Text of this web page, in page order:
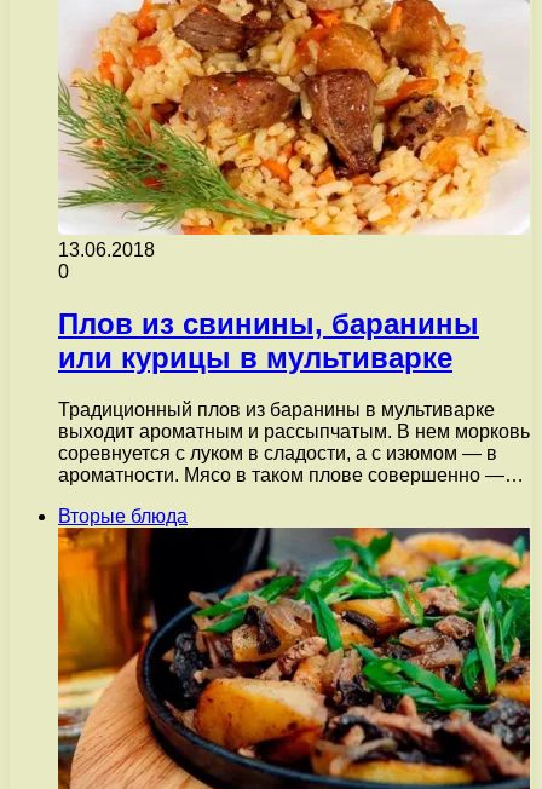
13.06.2018
0
Плов из свинины, баранины
или курицы в мультиварке
Традиционный плов из баранины в мультиварке
выходит ароматным и рассыпчатым. В нем морковь
соревнуется с луком в сладости, а с изюмом — в
ароматности. Мясо в таком плове совершенно —…
Вторые блюда